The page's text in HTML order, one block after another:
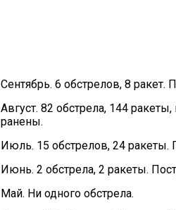
Сентябрь. 6 обстрелов, 8 ракет.
Август. 82 обстрела, 144
ранены.
Июль. 15 обстрелов, 24 ракеты.
Июнь. 2 обстрела, 2 ракеты.
Май. Ни одного обстрела.